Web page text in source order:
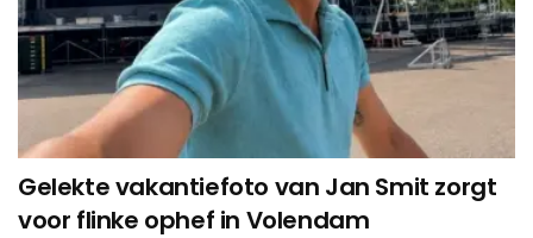
Gelekte vakantiefoto van Jan Smit zorgt
voor flinke ophef in Volendam